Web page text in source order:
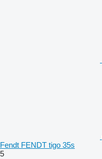
Fendt FENDT tigo 35s
5